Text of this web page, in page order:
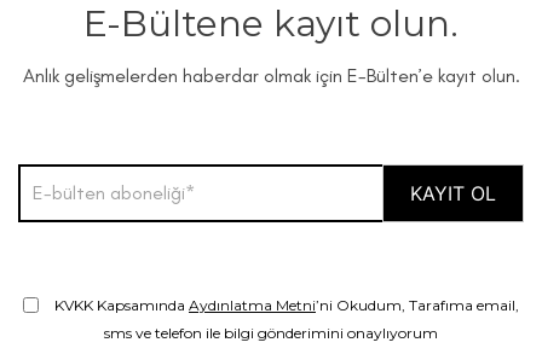
E-Bültene kayıt olun.
Anlık gelişmelerden haberdar olmak için E-Bülten’e kayıt olun.
KVKK Kapsamında Aydınlatma Metni’ni Okudum, Tarafıma email,
sms ve telefon ile bilgi gönderimini onaylıyorum